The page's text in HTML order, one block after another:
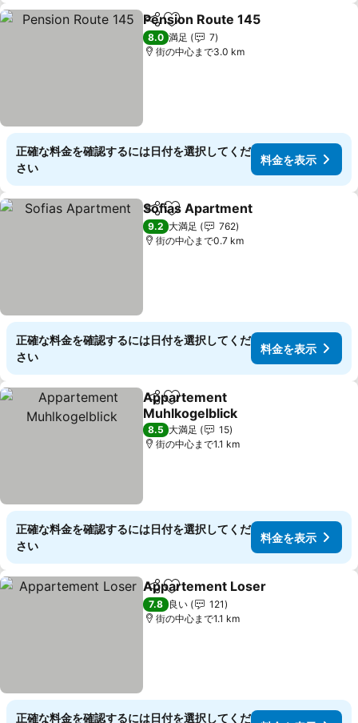
シェアお気に入りに追加
Pension Route 145
8.0 満足
7
街の中心まで3.0 km
正確な料金を確認するには日付を選択してくだ
さい
料金を表示
シェアお気に入りに追加
Sofias Apartment
9.2 大満足
762
街の中心まで0.7 km
正確な料金を確認するには日付を選択してくだ
さい
料金を表示
シェアお気に入りに追加
Appartement
Muhlkogelblick
8.5 大満足
15
街の中心まで1.1 km
正確な料金を確認するには日付を選択してくだ
さい
料金を表示
シェアお気に入りに追加
Appartement Loser
7.8 良い
121
街の中心まで1.1 km
正確な料金を確認するには日付を選択してくだ